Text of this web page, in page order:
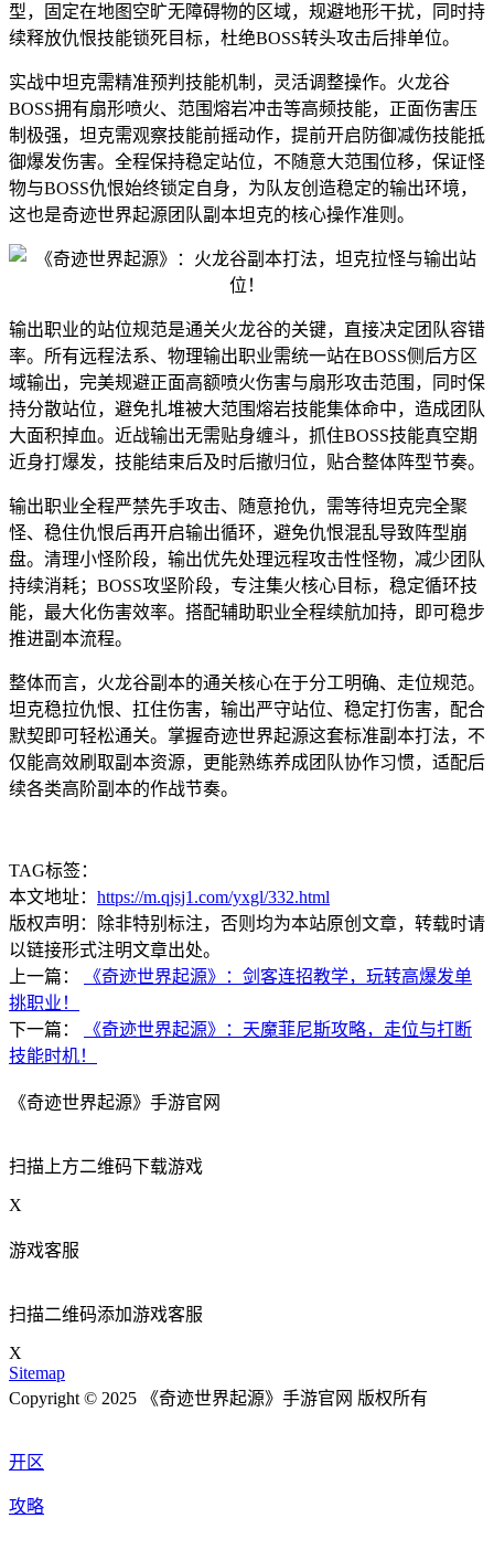
型，固定在地图空旷无障碍物的区域，规避地形干扰，同时持
续释放仇恨技能锁死目标，杜绝BOSS转头攻击后排单位。
实战中坦克需精准预判技能机制，灵活调整操作。火龙谷
BOSS拥有扇形喷火、范围熔岩冲击等高频技能，正面伤害压
制极强，坦克需观察技能前摇动作，提前开启防御减伤技能抵
御爆发伤害。全程保持稳定站位，不随意大范围位移，保证怪
物与BOSS仇恨始终锁定自身，为队友创造稳定的输出环境，
这也是奇迹世界起源团队副本坦克的核心操作准则。
输出职业的站位规范是通关火龙谷的关键，直接决定团队容错
率。所有远程法系、物理输出职业需统一站在BOSS侧后方区
域输出，完美规避正面高额喷火伤害与扇形攻击范围，同时保
持分散站位，避免扎堆被大范围熔岩技能集体命中，造成团队
大面积掉血。近战输出无需贴身缠斗，抓住BOSS技能真空期
近身打爆发，技能结束后及时后撤归位，贴合整体阵型节奏。
输出职业全程严禁先手攻击、随意抢仇，需等待坦克完全聚
怪、稳住仇恨后再开启输出循环，避免仇恨混乱导致阵型崩
盘。清理小怪阶段，输出优先处理远程攻击性怪物，减少团队
持续消耗；BOSS攻坚阶段，专注集火核心目标，稳定循环技
能，最大化伤害效率。搭配辅助职业全程续航加持，即可稳步
推进副本流程。
整体而言，火龙谷副本的通关核心在于分工明确、走位规范。
坦克稳拉仇恨、扛住伤害，输出严守站位、稳定打伤害，配合
默契即可轻松通关。掌握奇迹世界起源这套标准副本打法，不
仅能高效刷取副本资源，更能熟练养成团队协作习惯，适配后
续各类高阶副本的作战节奏。
TAG标签：
本文地址： https://m.qjsj1.com/yxgl/332.html
版权声明：除非特别标注，否则均为本站原创文章，转载时请
以链接形式注明文章出处。
上一篇：
《奇迹世界起源》：剑客连招教学，玩转高爆发单
挑职业！
下一篇：
《奇迹世界起源》：天魔菲尼斯攻略，走位与打断
技能时机！
《奇迹世界起源》手游官网
扫描上方二维码下载游戏
X
游戏客服
扫描二维码添加游戏客服
X
Sitemap
Copyright © 2025 《奇迹世界起源》手游官网 版权所有
开区
攻略